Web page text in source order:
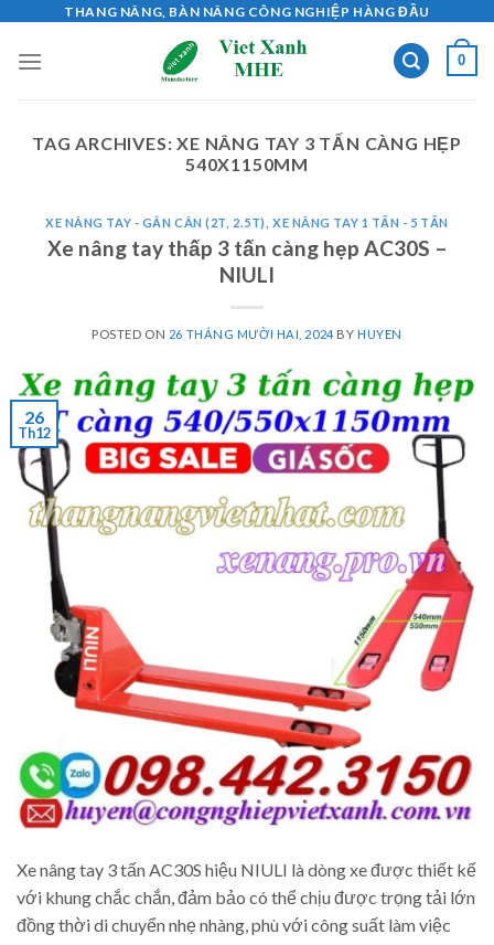
content
THANG NÂNG, BÀN NÂNG CÔNG NGHIỆP HÀNG ĐẦU
0
TAG ARCHIVES:XE NÂNG TAY 3 TẤN CÀNG HẸP
540X1150MM
XE NÂNG TAY - GẮN CÂN (2T, 2.5T) ,XE NÂNG TAY 1 TẤN - 5 TẤN
Xe nâng tay thấp 3 tấn càng hẹp AC30S –
NIULI
POSTED ON 26 THÁNG MƯỜI HAI, 2024 BY HUYEN
26
Th12
Xe nâng tay 3 tấn AC30S hiệu NIULI là dòng xe được thiết kế
với khung chắc chắn, đảm bảo có thể chịu được trọng tải lớn
đồng thời di chuyển nhẹ nhàng, phù với công suất làm việc